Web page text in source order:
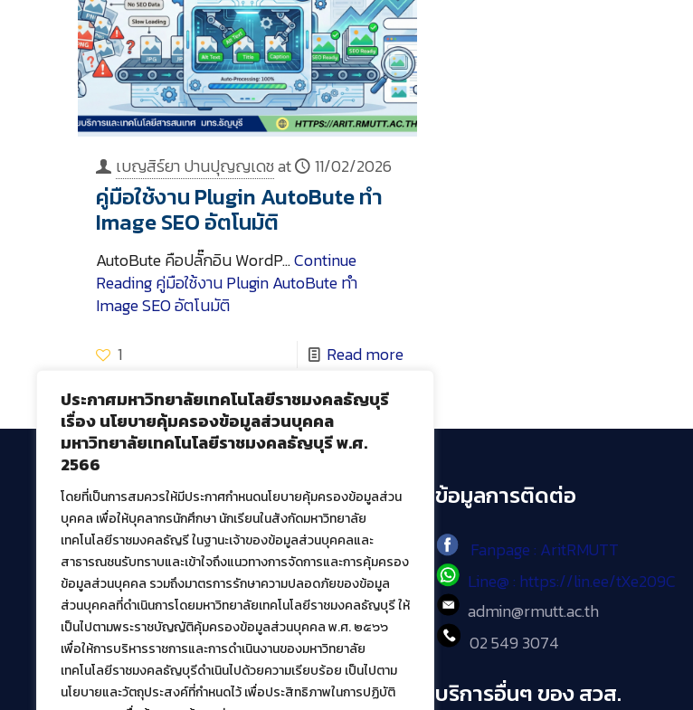
ประกาศมหาวิทยาลัยเทคโนโลยีราชมงคลธัญบุรี
เรื่อง นโยบายคุ้มครองข้อมูลส่วนบุคคล
มหาวิทยาลัยเทคโนโลยีราชมงคลธัญบุรี พ.ศ.
2566
โดยที่เป็นการสมควรให้มีประกาศกำหนดนโยบายคุ้มครองข้อมูลส่วน
บุคคล เพื่อให้บุคลากรนักศึกษา นักเรียนในสังกัดมหาวิทยาลัย
เทคโนโลยีราชมงคลธัญรี ในฐานะเจ้าของข้อมูลส่วนบุคคลและ
สาธารณชนรับทราบและเข้าใจถึงแนวทางการจัดการและการคุ้มครอง
ข้อมูลส่วนบุคคล รวมถึงมาตรการรักษาความปลอดภัยของข้อมูล
ส่วนบุคคลที่ดำเนินการโดยมหาวิทยาลัยเทคโนโลยีราชมงคลธัญบุรี ให้
เป็นไปตามพระราชบัญญัติคุ้มครองข้อมูลส่วนบุคคล พ.ศ. ๒๕๖๖
เพื่อให้การบริหารราชการและการดำเนินงานของมหาวิทยาลัย
เทคโนโลยีราชมงคลธัญบุรีดำเนินไปด้วยความเรียบร้อย เป็นไปตาม
นโยบายและวัตถุประสงค์ที่กำหนดไว้ เพื่อประสิทธิภาพในการปฏิบัติ
เบญสิร์ยา ปานปุญญเดชat 11/02/2026
คู่มือใช้งาน Plugin AutoBute ทำ
Image SEO อัตโนมัติ
AutoBute คือปลั๊กอิน WordP…Continue
Readingคู่มือใช้งาน Plugin AutoBute ทำ
Image SEO อัตโนมัติ
1
Read more
สำนักวิทยบริการและเทคโนโลยีสารสนเทศ
มหาวิทยาลัยเทคโนโลยีราชมงคลธัญบุรี
39 หมู่ที่ 1 ตำบลคลองหก อำเภอคลองหลวง จังหวัด
ปทุมธานี 12120
เผยแพร่ข้อมูลโดย.บุคลากร สวส.
สร้างและพัฒนาโดย.
ฝ่ายพัฒนาและเผยแพร่ข้อมูลเว็บไซต์
ข้อมูลการติดต่อ
Fanpage : AritRMUTT
Line@ : https://lin.ee/tXe209C
admin@rmutt.ac.th
02 549 3074
บริการอื่นๆ ของ สวส.